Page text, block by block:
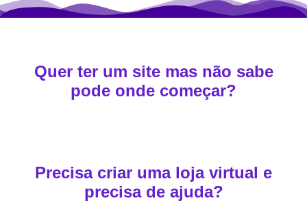
Quer ter um site mas não sabe
pode onde começar?
Precisa criar uma loja virtual e
precisa de ajuda?